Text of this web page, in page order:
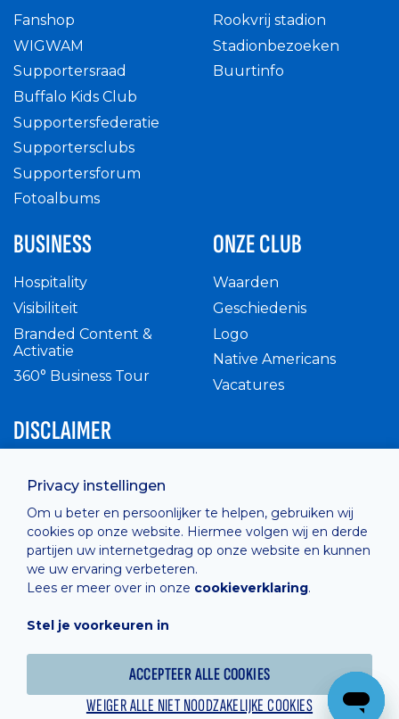
Privacy instellingen
Om u beter en persoonlijker te helpen, gebruiken wij
cookies op onze website. Hiermee volgen wij en derde
partijen uw internetgedrag op onze website en kunnen
we uw ervaring verbeteren.
Lees er meer over in onze cookieverklaring.
Stel je voorkeuren in
ACCEPTEER ALLE COOKIES
WEIGER ALLE NIET NOODZAKELIJKE COOKIES
Fanshop
WIGWAM
Supportersraad
Buffalo Kids Club
Supportersfederatie
Supportersclubs
Supportersforum
Fotoalbums
Rookvrij stadion
Stadionbezoeken
Buurtinfo
BUSINESS
Hospitality
Visibiliteit
Branded Content &
Activatie
360° Business Tour
ONZE CLUB
Waarden
Geschiedenis
Logo
Native Americans
Vacatures
DISCLAIMER
Privacy Policy
Cashless
verkoopsvoorwaarden
Cookie Policy
Hosted by Combell
Powered online by